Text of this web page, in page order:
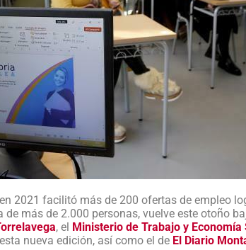
2021 facilitó más de 200 ofertas de empleo
más de 2.000 personas, vuelve este otoño
, el Ministerio de Trabajo y Economía
nueva edición, así como el de El Diario